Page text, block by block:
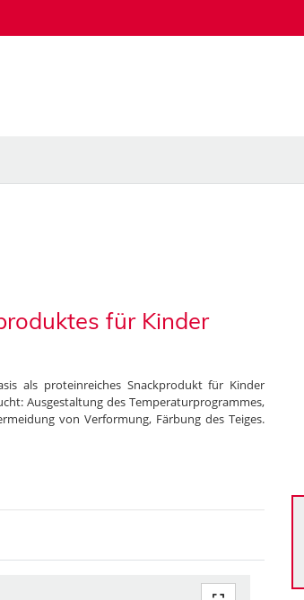
für Kinder
als proteinreiches Snackprodukt für Kinder
Ausgestaltung des Temperaturprogrammes,
von Verformung, Färbung des Teiges.